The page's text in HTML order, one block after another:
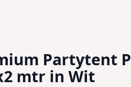
Partytent
mtr in Wit